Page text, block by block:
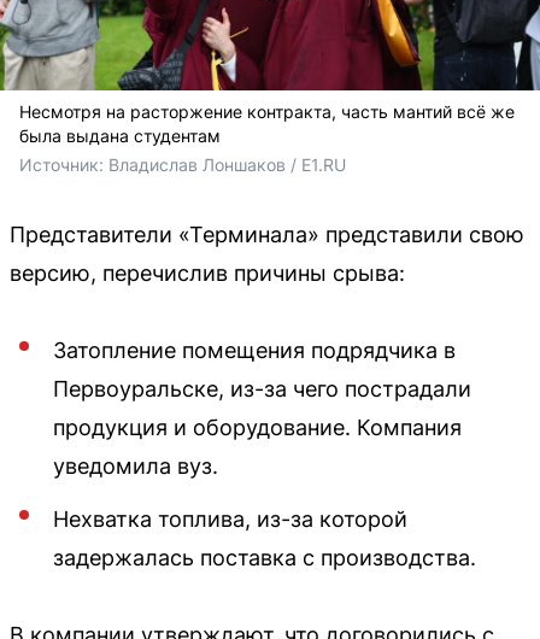
Несмотря на расторжение контракта, часть мантий всё же
была выдана студентам
Источник: Владислав Лоншаков / E1.RU
Представители «Терминала» представили свою
версию, перечислив причины срыва:
Затопление помещения подрядчика в
Первоуральске, из-за чего пострадали
продукция и оборудование. Компания
уведомила вуз.
Нехватка топлива, из-за которой
задержалась поставка с производства.